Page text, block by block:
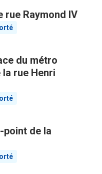
Raymond IV
du métro
rue Henri
de la